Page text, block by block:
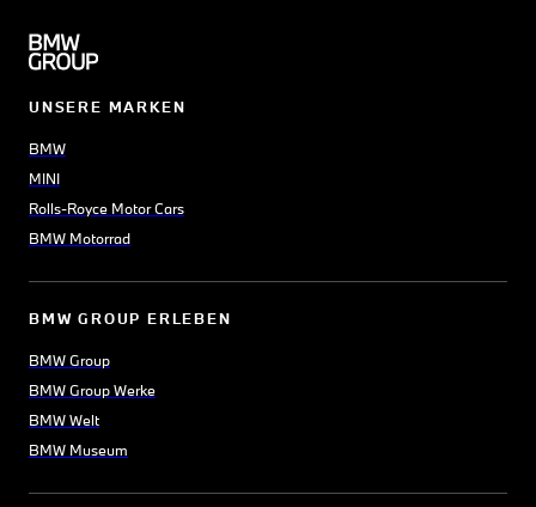
UNSERE MARKEN
BMW
MINI
Rolls-Royce Motor Cars
BMW Motorrad
BMW GROUP ERLEBEN
BMW Group
BMW Group Werke
BMW Welt
BMW Museum